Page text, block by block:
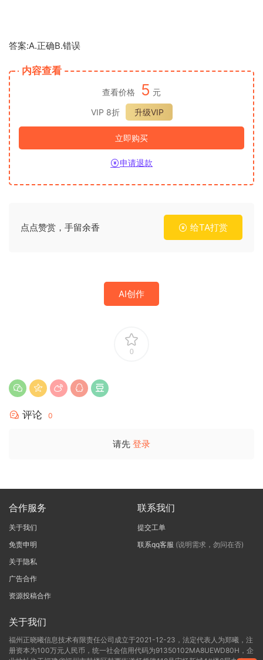
答案:A.正确B.错误
内容查看
查看价格 5 元
VIP 8折
升级VIP
立即购买
申请退款
点点赞赏，手留余香 给TA打赏
AI创作
0
评论 0
请先 登录
合作服务
关于我们
免责申明
关于隐私
广告合作
资源投稿合作
联系我们
提交工单
联系qq客服 (说明需求，勿问在否)
关于我们
福州正晓曦信息技术有限责任公司成立于2021-12-23，法定代表人为郑曦，注
册资本为100万元人民币，统一社会信用代码为91350102MA8UEWD80H，企